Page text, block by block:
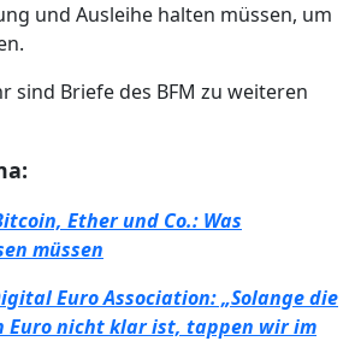
und Ausleihe halten müssen, um
sind Briefe des BFM zu weiteren
Ether und Co.: Was
müssen
Euro Association: „Solange die
Euro nicht klar ist, tappen wir im